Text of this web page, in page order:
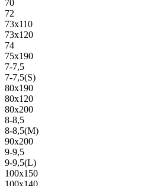
70
72
73х110
73х120
74
75х190
7-7,5
7-7,5(S)
80х190
80х120
80х200
8-8,5
8-8,5(M)
90х200
9-9,5
9-9,5(L)
100х150
100х140